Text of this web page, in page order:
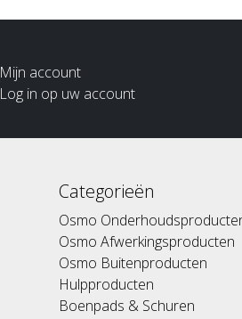
Mijn account
Log in op uw account
Categorieën
Osmo
Osmo Afwerkingsproducten
Osmo Buitenproducten
Hulpproducten
Boenpads & Schuren